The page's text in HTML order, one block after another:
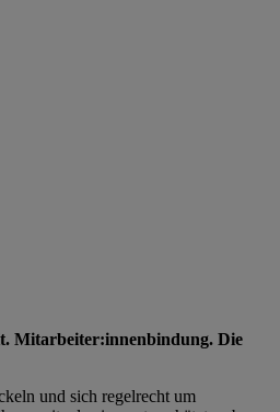
Mitarbeiter:innenbindung. Die
und sich regelrecht um